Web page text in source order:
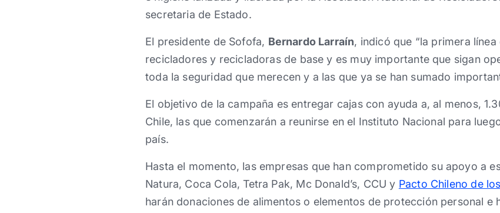
secretaria de Estado.
El presidente de Sofofa, Bernardo Larraín, indicó que “la primera
recicladores y recicladoras de base y es muy importante que sigan
toda la seguridad que merecen y a las que ya se han sumado
El objetivo de la campaña es entregar cajas con ayuda a, al menos,
Chile, las que comenzarán a reunirse en el Instituto Nacional para
país.
Hasta el momento, las empresas que han comprometido su apoyo a
Natura, Coca Cola, Tetra Pak, Mc Donald’s, CCU y Pacto Chileno de
harán donaciones de alimentos o elementos de protección personal e